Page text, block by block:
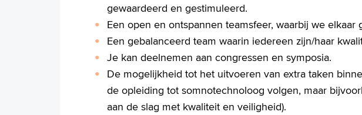
gewaardeerd en gestimuleerd.
Een open en ontspannen teamsfeer, waarbij we elkaar
Een gebalanceerd team waarin iedereen zijn/haar
Je kan deelnemen aan congressen en symposia.
De mogelijkheid tot het uitvoeren van extra taken
de opleiding tot somnotechnoloog volgen, maar
aan de slag met kwaliteit en veiligheid).